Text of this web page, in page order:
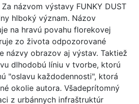
názvom výstavy FUNKY DUST
hlboký význam. Názov
na hravú povahu florekovej
zo života odpozorované
názvy obrazov aj výstav. Taktiež
dlhodobú líniu v tvorbe, ktorú
"oslavu každodennosti", ktorá
okolie autora. Všadeprítomný
z urbánnych infraštruktúr